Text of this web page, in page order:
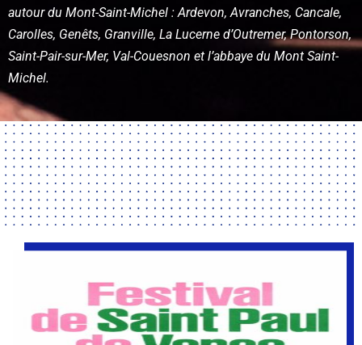
autour du Mont-Saint-Michel : Ardevon, Avranches, Cancale,
Carolles, Genêts, Granville, La Lucerne d’Outremer, Pontorson,
Saint-Pair-sur-Mer, Val-Couesnon et l’abbaye du Mont Saint-
Michel.